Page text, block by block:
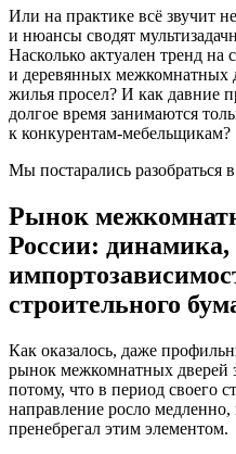
Или на практике всё звучит
и нюансы сводят
Насколько актуален тренд на
и деревянных межкомнатных
жилья просел? И как давние
долгое время занимаются
к конкурентам-­мебельщикам?
Мы постарались разобраться
Рынок
России: динамика,
строительного
Как оказалось, даже
рынок межкомнатных дверей
потому, что в период своего
направление росло медленно,
пренебрегал этим элементом.